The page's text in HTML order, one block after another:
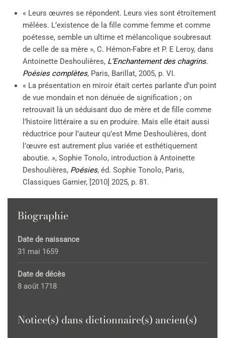
« Leurs œuvres se répondent. Leurs vies sont étroitement
mêlées. L’existence de la fille comme femme et comme
poétesse, semble un ultime et mélancolique soubresaut
de celle de sa mère », C. Hémon-Fabre et P. E Leroy, dans
Antoinette Deshoulières, L’Enchantement des chagrins.
Poésies complètes, Paris, Barillat, 2005, p. VI.
« La présentation en miroir était certes parlante d’un point
de vue mondain et non dénuée de signification ; on
retrouvait là un séduisant duo de mère et de fille comme
l’histoire littéraire a su en produire. Mais elle était aussi
réductrice pour l’auteur qu’est Mme Deshoulières, dont
l’œuvre est autrement plus variée et esthétiquement
aboutie. », Sophie Tonolo, introduction à Antoinette
Deshoulières, Poésies, éd. Sophie Tonolo, Paris,
Classiques Garnier, [2010] 2025, p. 81.
Biographie
Date de naissance
31 mai 1659
Date de décès
8 août 1718
Notice(s) dans dictionnaire(s) ancien(s)